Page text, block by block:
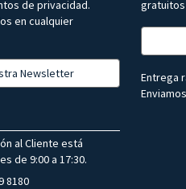
de privacidad.
en cualquier
Newsletter
Entrega
al Cliente está
de 9:00 a 17:30.
8180